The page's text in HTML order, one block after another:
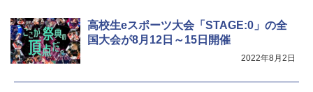
高校生eスポーツ大会「STAGE:0」の全
国大会が8月12日～15日開催
2022年8月2日